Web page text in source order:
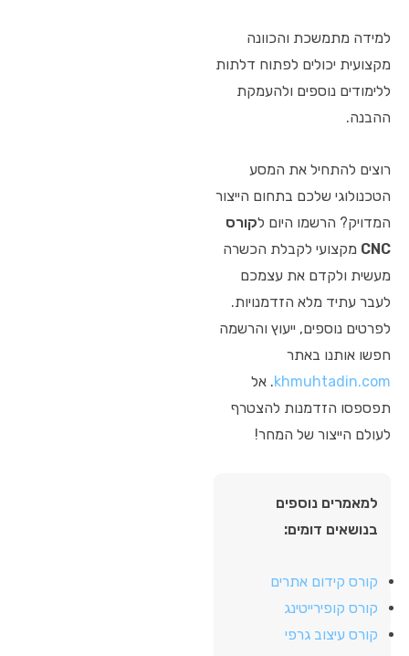
למידה מתמשכת והכוונה
מקצועית יכולים לפתוח דלתות
ללימודים נוספים ולהעמקת
ההבנה.
רוצים להתחיל את המסע
הטכנולוגי שלכם בתחום הייצור
המדויק? הרשמו היום לקורס
CNC מקצועי לקבלת הכשרה
מעשית ולקדם את עצמכם
לעבר עתיד מלא הזדמנויות.
לפרטים נוספים, ייעוץ והרשמה
חפשו אותנו באתר
khmuhtadin.com. אל
תפספסו הזדמנות להצטרף
לעולם הייצור של המחר!
למאמרים נוספים
בנושאים דומים:
קורס קידום אתרים
קורס קופירייטינג
קורס עיצוב גרפי